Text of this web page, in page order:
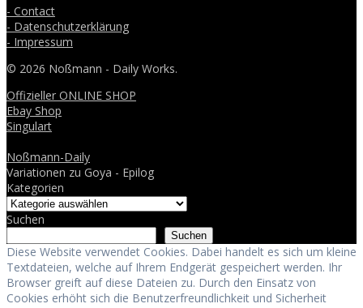
- Contact
- Datenschutzerklärung
- Impressum
© 2026 Noßmann - Daily Works.
Offizieller ONLINE SHOP
Ebay Shop
Singulart
Noßmann-Daily
Variationen zu Goya - Epilog
Kategorien
Suchen
Suchen
Diese Website verwendet Cookies. Dabei handelt es sich um kleine
Textdateien, welche auf Ihrem Endgerät gespeichert werden. Ihr
Browser greift auf diese Dateien zu. Durch den Einsatz von
Cookies erhöht sich die Benutzerfreundlichkeit und Sicherheit